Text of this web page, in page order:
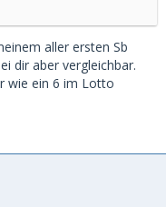
"wahres" SB im
die Begriffe SD
dann 10 Jahre
und ich habe
aber nicht
von
aller ersten Sb
dir aber vergleichbar.
wie ein 6 im Lotto